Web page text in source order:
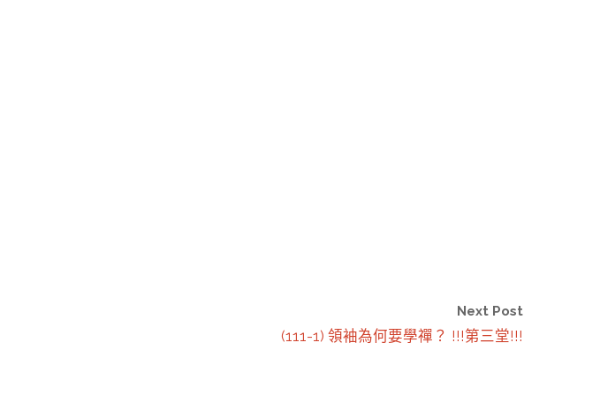
Next Post
(111-1) 領袖為何要學禪？ !!!第三堂!!!